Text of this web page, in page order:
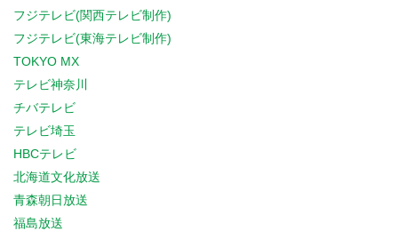
フジテレビ(関西テレビ制作)
フジテレビ(東海テレビ制作)
TOKYO MX
テレビ神奈川
チバテレビ
テレビ埼玉
HBCテレビ
北海道文化放送
青森朝日放送
福島放送